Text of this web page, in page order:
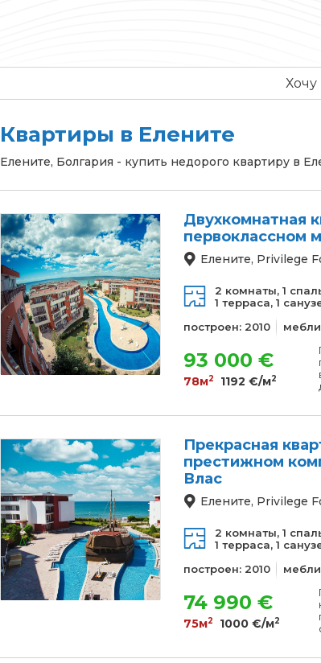
Хочу
Квартиры в Елените
Елените, Болгария - купить недорого квартиру в
Двухкомнатная
первоклассном
Елените, Privilege
2 комнаты, 1
1 терраса, 1
построен: 2010
93 000 €
78м2 1192 €/м2
Прекрасная
престижном
Влас
Елените, Privilege
2 комнаты, 1
1 терраса, 1
построен: 2010
74 990 €
75м2 1000 €/м2